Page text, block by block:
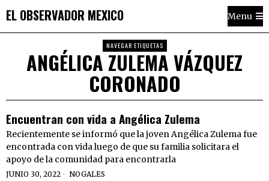
EL OBSERVADOR MEXICO Menu
NAVEGAR ETIQUETAS
ANGÉLICA ZULEMA VÁZQUEZ
CORONADO
Encuentran con vida a Angélica Zulema
Recientemente se informó que la joven Angélica Zulema fue
encontrada con vida luego de que su familia solicitara el
apoyo de la comunidad para encontrarla
JUNIO 30, 2022 NOGALES